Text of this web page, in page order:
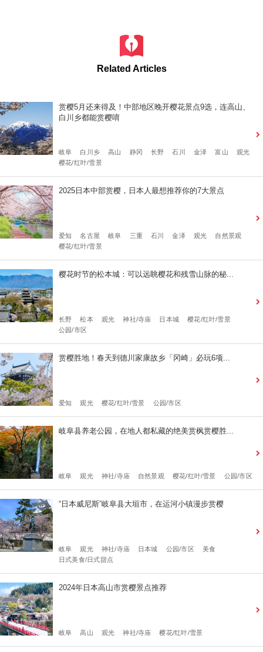
Related Articles
赏樱5月还来得及！中部地区晚开樱花景点9选，连高山、
白川乡都能赏樱唷
岐阜 白川乡 高山 静冈 长野 石川 金泽 富山
观光
樱花/红叶/雪景
2025日本中部赏樱，日本人最想推荐你的7大景点
爱知 名古屋 岐阜 三重 石川 金泽 观光
自然景观
樱花/红叶/雪景
樱花时节的松本城：可以远眺樱花和残雪山脉的秘...
长野 松本 观光 神社/寺庙 日本城
樱花/红叶/雪景
公园/市区
赏樱胜地！春天到德川家康故乡「冈崎」必玩6项...
爱知 观光 樱花/红叶/雪景 公园/市区
岐阜县养老公园，在地人都私藏的绝美赏枫赏樱胜...
岐阜 观光 神社/寺庙 自然景观 樱花/红叶/雪景 公园/市区
“日本威尼斯”岐阜县大垣市，在运河小镇漫步赏樱
岐阜 观光 神社/寺庙 日本城 公园/市区
美食
日式美食/日式甜点
2024年日本高山市赏樱景点推荐
岐阜 高山 观光 神社/寺庙 樱花/红叶/雪景